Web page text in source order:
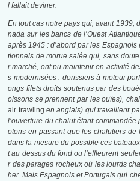
l fallait deviner.
En tout cas notre pays qui, avant 1939,
nada sur les bancs de l’Ouest
après 1945 : d’abord par les
tionnels de morue salée qui, sans
r marché, ont pu maintenir en activité
s modernisées : dorissiers à moteur
ongs filets droits soutenus par des
oissons se prennent par les ouïes),
air trawlingen anglais) qui travaillent
l’ouverture du chalut étant
otons en passant que les chalutiers de
dans la mesure du possible ces
t au dessus du fond ou l’effleurent
r des parages rocheux où les lourds
her. Mais Espagnols et Portugais qui